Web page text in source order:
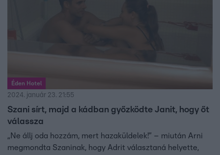
Éden Hotel
2024. január 23. 21:55
Szani sírt, majd a kádban győzködte Janit, hogy őt
válassza
„Ne állj oda hozzám, mert hazaküldelek!” – miután Arni
megmondta Szaninak, hogy Adrit választaná helyette,